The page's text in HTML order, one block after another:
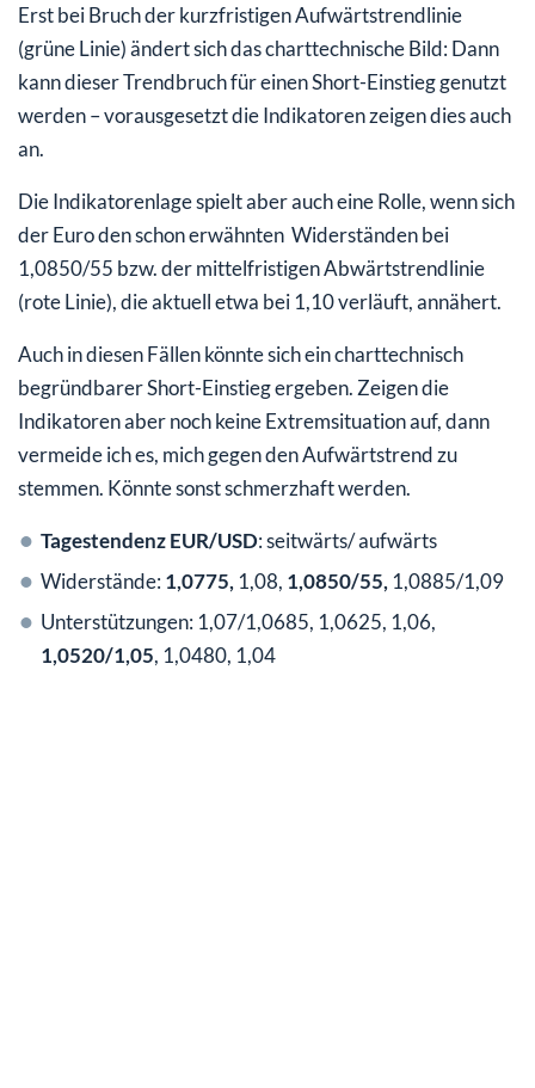
Erst bei Bruch der kurzfristigen Aufwärtstrendlinie
(grüne Linie) ändert sich das charttechnische Bild: Dann
kann dieser Trendbruch für einen Short-Einstieg genutzt
werden – vorausgesetzt die Indikatoren zeigen dies auch
an.
Die Indikatorenlage spielt aber auch eine Rolle, wenn sich
der Euro den schon erwähnten Widerständen bei
1,0850/55 bzw. der mittelfristigen Abwärtstrendlinie
(rote Linie), die aktuell etwa bei 1,10 verläuft, annähert.
Auch in diesen Fällen könnte sich ein charttechnisch
begründbarer Short-Einstieg ergeben. Zeigen die
Indikatoren aber noch keine Extremsituation auf, dann
vermeide ich es, mich gegen den Aufwärtstrend zu
stemmen. Könnte sonst schmerzhaft werden.
Tagestendenz EUR/USD: seitwärts/ aufwärts
Widerstände: 1,0775, 1,08, 1,0850/55, 1,0885/1,09
Unterstützungen: 1,07/1,0685, 1,0625, 1,06,
1,0520/1,05, 1,0480, 1,04